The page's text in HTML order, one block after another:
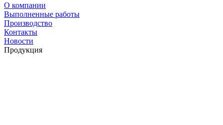
О компании
Выполненные работы
Производство
Контакты
Новости
Продукция